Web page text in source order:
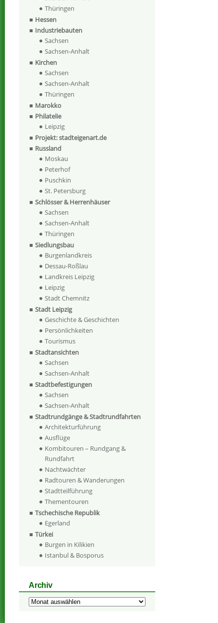
Thüringen
Hessen
Industriebauten
Sachsen
Sachsen-Anhalt
Kirchen
Sachsen
Sachsen-Anhalt
Thüringen
Marokko
Philatelie
Leipzig
Projekt: stadteigenart.de
Russland
Moskau
Peterhof
Puschkin
St. Petersburg
Schlösser & Herrenhäuser
Sachsen
Sachsen-Anhalt
Thüringen
Siedlungsbau
Burgenlandkreis
Dessau-Roßlau
Landkreis Leipzig
Leipzig
Stadt Chemnitz
Stadt Leipzig
Geschichte & Geschichten
Persönlichkeiten
Tourismus
Stadtansichten
Sachsen
Sachsen-Anhalt
Stadtbefestigungen
Sachsen
Sachsen-Anhalt
Stadtrundgänge & Stadtrundfahrten
Architekturführung
Ausflüge
Kombitouren – Rundgang &
Rundfahrt
Nachtwächter
Radtouren & Wanderungen
Stadtteilführung
Thementouren
Tschechische Republik
Egerland
Türkei
Burgen in Kilikien
Istanbul & Bosporus
Archiv
Archiv